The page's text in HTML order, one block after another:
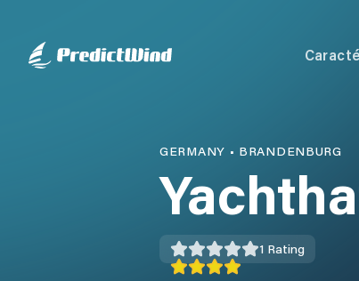
GERMANY • BRANDENBURG
1 Rating